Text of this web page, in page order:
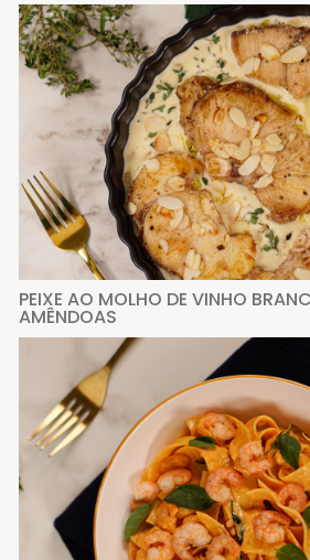
PEIXE AO MOLHO DE VINHO
AMÊNDOAS